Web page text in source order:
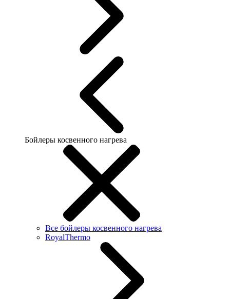
Бойлеры косвенного нагрева
Все бойлеры косвенного нагрева
RoyalThermo